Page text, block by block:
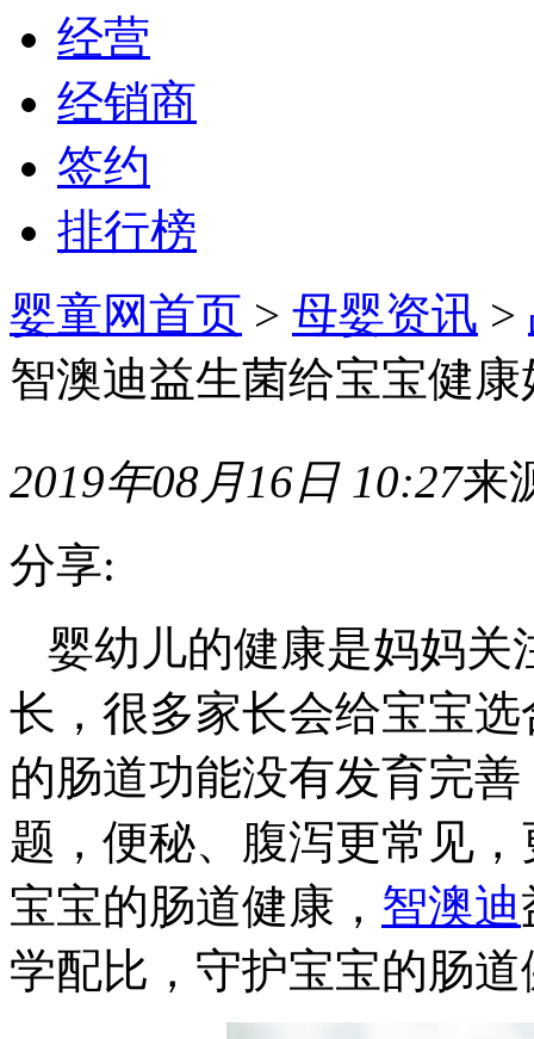
经营
经销商
签约
排行榜
婴童网首页 > 母婴资讯 >
智澳迪益生菌给宝宝健
2019年08月16日 10:27来
分享:
婴幼儿的健康是妈妈关
长，很多家长会给宝宝
的肠道功能没有发育完
题，便秘、腹泻更常见
宝宝的肠道健康， 智澳迪
学配比，守护宝宝的肠道